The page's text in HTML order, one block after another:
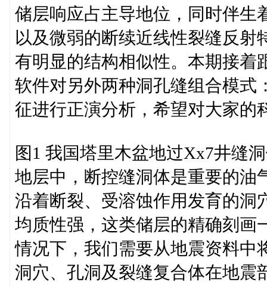
储层响应占主导地位，同时伴生
以及微弱的断续近线性裂缝反
有明显的结构相似性。本期接着
软件对另外两种洞孔缝组合模式
征进行正演分析，希望对大家的
图1 我国塔里木盆地过Xx7井缝
地层中，断控缝洞体是重要的油
沿着断裂、受溶蚀作用发育的洞
均质性强，这类储层的精确刻画
情况下，我们需要从地震资料中
洞穴、孔洞及裂缝复合体在地震